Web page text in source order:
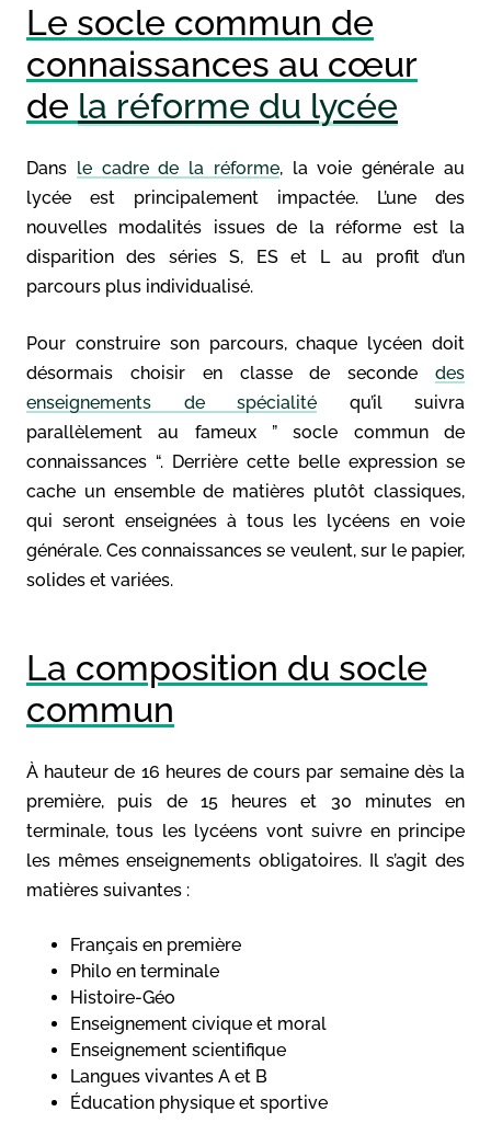
Le socle commun de
connaissances au cœur
de la réforme du lycée
Dans le cadre de la réforme, la voie générale au
lycée est principalement impactée. L’une des
nouvelles modalités issues de la réforme est la
disparition des séries S, ES et L au profit d’un
parcours plus individualisé.
Pour construire son parcours, chaque lycéen doit
désormais choisir en classe de seconde des
enseignements de spécialité qu’il suivra
parallèlement au fameux ” socle commun de
connaissances “. Derrière cette belle expression se
cache un ensemble de matières plutôt classiques,
qui seront enseignées à tous les lycéens en voie
générale. Ces connaissances se veulent, sur le papier,
solides et variées.
La composition du socle
commun
À hauteur de 16 heures de cours par semaine dès la
première, puis de 15 heures et 30 minutes en
terminale, tous les lycéens vont suivre en principe
les mêmes enseignements obligatoires. Il s’agit des
matières suivantes :
Français en première
Philo en terminale
Histoire-Géo
Enseignement civique et moral
Enseignement scientifique
Langues vivantes A et B
Éducation physique et sportive